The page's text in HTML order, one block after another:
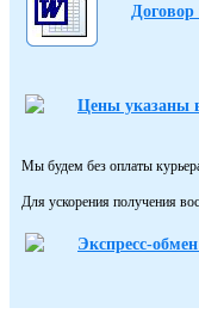
Договор
Цены указаны
Мы будем без оплаты
Для ускорения получения
Экспресс-